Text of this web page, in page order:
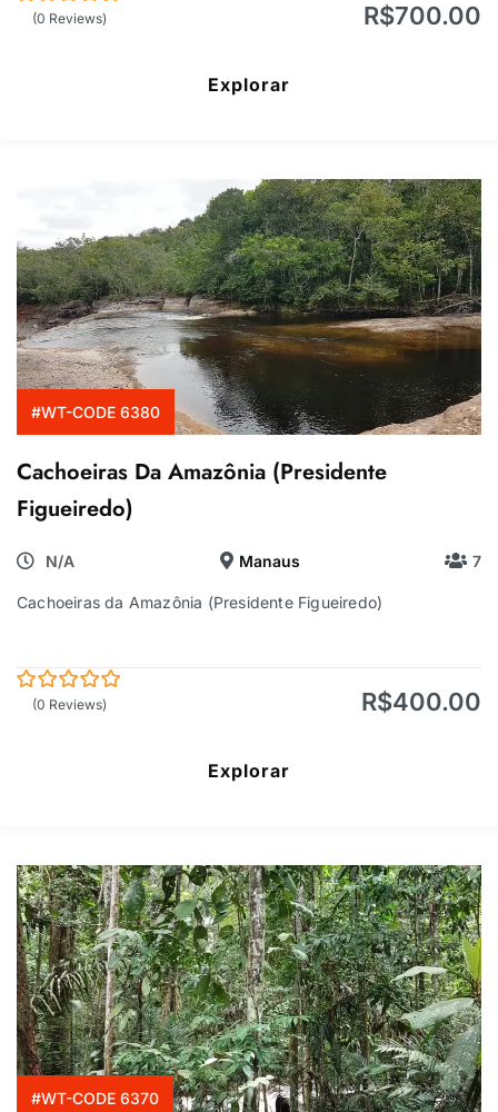
R$700.00
(0 Reviews)
Explorar
#WT-CODE 6380
Cachoeiras Da Amazônia (Presidente
Figueiredo)
N/A Manaus 7
Cachoeiras da Amazônia (Presidente Figueiredo)
R$400.00
(0 Reviews)
Explorar
#WT-CODE 6370